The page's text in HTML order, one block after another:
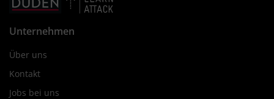
Unternehmen
Über uns
Kontakt
Jobs bei uns